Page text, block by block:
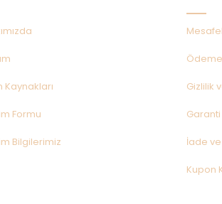
Kaynakları
Formu
Bilgilerimiz
Gizlilik
Garanti
İade
Kupon